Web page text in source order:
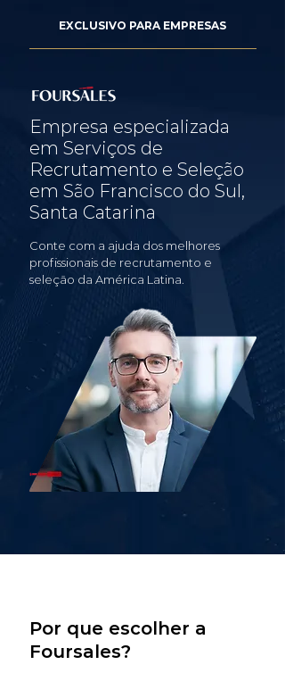
EXCLUSIVO PARA EMPRESAS
Empresa especializada
em Serviços de
Recrutamento e Seleção
em São Francisco do Sul,
Santa Catarina
Conte com a ajuda dos melhores
profissionais de recrutamento e
seleção da América Latina.
Por que escolher a
Foursales?